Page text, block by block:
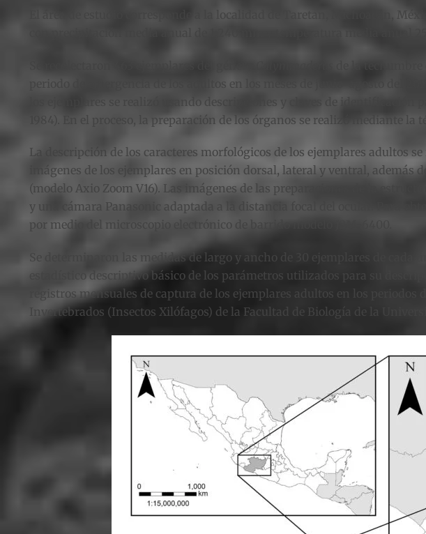
El área de estudio corresponde a la localidad de Taretan, Michoacán,
con precipitación media anual de 1,240 mm y temperatura media anual
de la
periodo de emergencia de los adultos en los meses de junio-agosto del
los ejemplares se realizó usando descripciones y claves de identificación
1984). En el proceso, la preparación de los órganos se realizó mediante
La descripción de los caracteres morfológicos de los ejemplares adultos
imágenes de los ejemplares en posición dorsal, lateral y ventral,
(modelo Axio Zoom V16). Las imágenes de las preparaciones de la
y una cámara Panasonic adaptada a la distancia focal del ocular. Para
por medio del microscopio electrónico de barrido modelo JSM-6400.
Se determinaron las medidas de largo y ancho de 30 ejemplares de cada
estadístico descriptivo básico de los parámetros utilizados para su
registros mensuales de captura de los ejemplares adultos en los
Invertebrados (Insectos Xilófagos) de la Facultad de Biología de la